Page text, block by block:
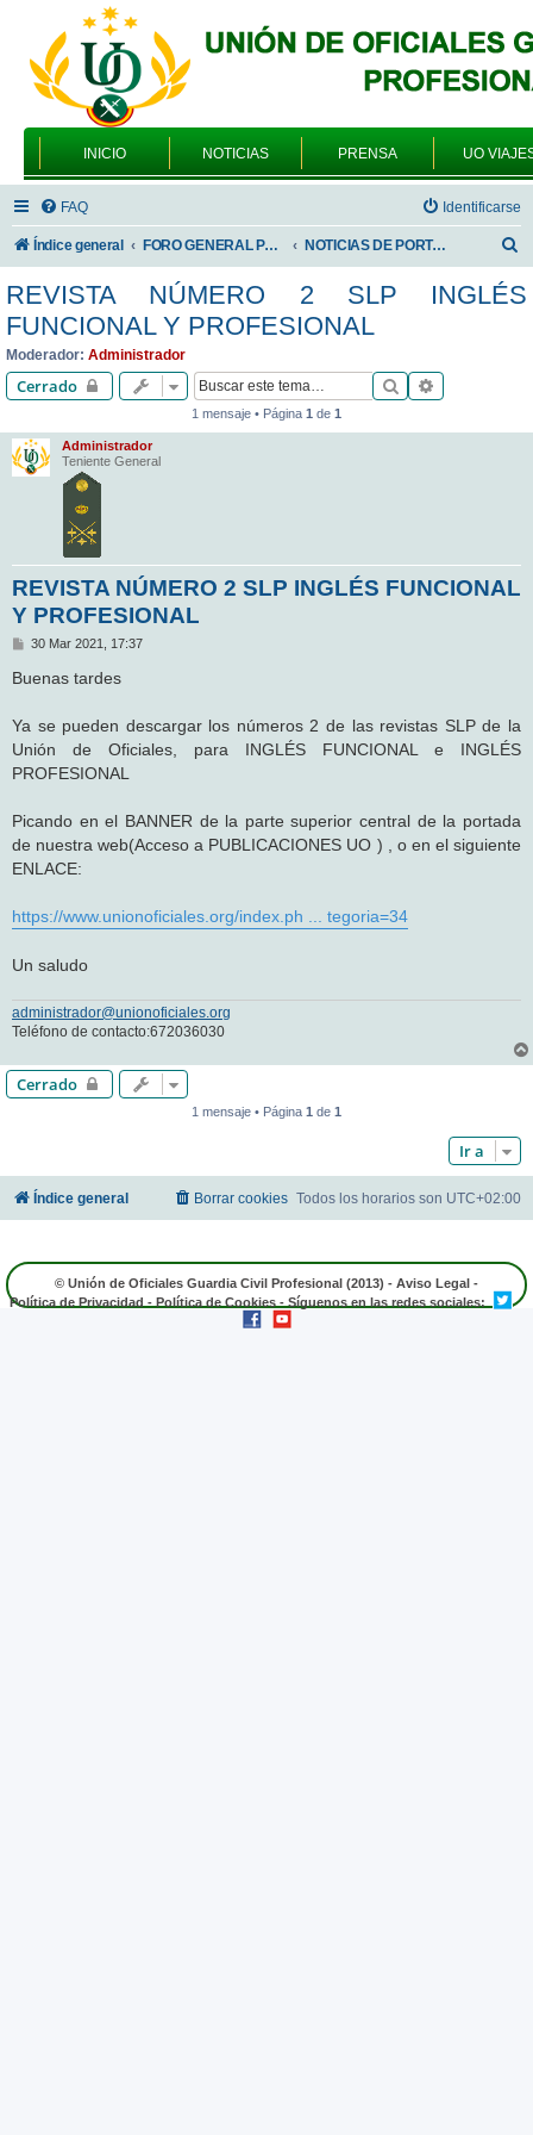
INICIO NOTICIAS PRENSA UO
FAQ Identificarse
Índice general FORO GENERAL PARA TODOS LOS USUARIOS NOTICIAS DE PORTADA
s
REVISTA NÚMERO 2 SLP INGLÉS
FUNCIONAL Y PROFESIONAL
Moderador: Administrador
Cerrado Buscar
1 mensaje • Página 1 de 1
Administrador
Teniente General
REVISTA NÚMERO 2 SLP INGLÉS FUNCIONAL
Y PROFESIONAL
M
n
s
e
30 Mar 2021, 17:37
Buenas tardes
Ya se pueden descargar los números 2 de las revistas SLP de la
Unión de Oficiales, para INGLÉS FUNCIONAL e INGLÉS
PROFESIONAL
Picando en el BANNER de la parte superior central de la portada
de nuestra web(Acceso a PUBLICACIONES UO ) , o en el siguiente
ENLACE:
https://www.unionoficiales.org/index.ph ... tegoria=34
Un saludo
administrador@unionoficiales.org
Teléfono de contacto:672036030
Cerrado
1 mensaje • Página 1 de 1
Ir a
Índice general Todos los horarios son UTC+02:00
Borrar cookies
© Unión de Oficiales Guardia Civil Profesional (2013) - Aviso Legal -
Política de Privacidad - Política de Cookies - Síguenos en las redes sociales: